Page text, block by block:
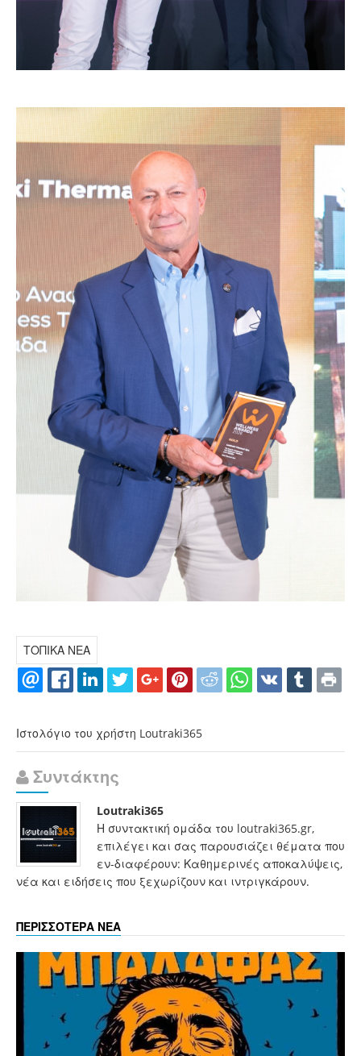
ΤΟΠΙΚΑ ΝΕΑ
Ιστολόγιο του χρήστη Loutraki365
Συντάκτης
Loutraki365
Η συντακτική ομάδα του loutraki365.gr,
επιλέγει και σας παρουσιάζει θέματα που
εν-διαφέρουν: Καθημερινές αποκαλύψεις,
νέα και ειδήσεις που ξεχωρίζουν και ιντριγκάρουν.
ΠΕΡΙΣΣΟΤΕΡΑ ΝΕΑ